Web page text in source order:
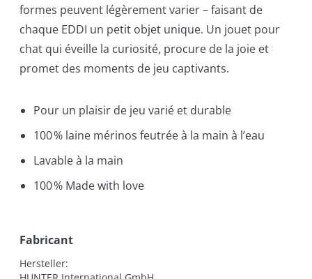
formes peuvent légèrement varier – faisant de
chaque EDDI un petit objet unique. Un jouet pour
chat qui éveille la curiosité, procure de la joie et
promet des moments de jeu captivants.
Pour un plaisir de jeu varié et durable
100 % laine mérinos feutrée à la main à l’eau
Lavable à la main
100 % Made with love
Fabricant
Hersteller: